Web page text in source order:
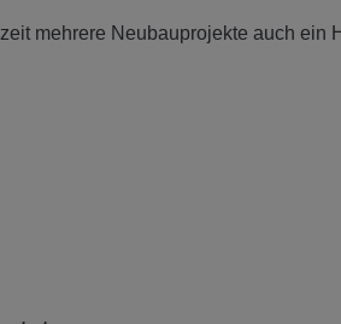
mehrere Neubauprojekte auch ein